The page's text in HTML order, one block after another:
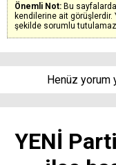
Önemli Not: Bu
kendilerine ait
şekilde sorumlu
Henüz yorum
YENİ